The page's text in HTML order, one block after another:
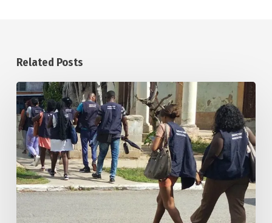
Related Posts
Aplican
sanciones
por
precios
abusivos
en
varias
provincias
cubanas